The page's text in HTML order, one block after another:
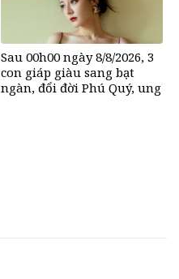
Sau 00h00 ngày 8/8/2026, 3
con giáp giàu sang bạt
ngàn, đổi đời Phú Quý, ung